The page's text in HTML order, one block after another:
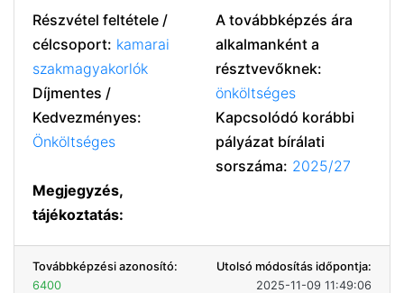
Részvétel feltétele /
célcsoport: kamarai
szakmagyakorlók
Díjmentes /
Kedvezményes:
Önköltséges
A továbbképzés ára
alkalmanként a
résztvevőknek:
önköltséges
Kapcsolódó korábbi
pályázat bírálati
sorszáma: 2025/27
Megjegyzés,
tájékoztatás:
Továbbképzési azonosító:
6400
Utolsó módosítás időpontja:
2025-11-09 11:49:06